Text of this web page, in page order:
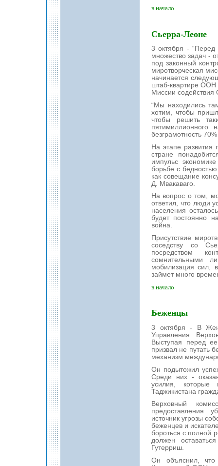
в начало
Сьерра-Леоне
3 октября - “Перед
множество задач -
под законный
миротворческая
начинается
штаб-квартире ООН
Миссии
“Мы находились
хотим, чтобы
чтобы решить
безграмотность
На этапе развития
стране
импульс
борьбе с
как совещание
Д. Мвакаваго.
На вопрос о том,
ответил, что люди
населения
будет постоянно
война.
Присутствие
соседству со
посредством
сомнительными
мобилизация сил,
займет много
в начало
Беженцы
3 октября - В
Управления
Выступая перед
призвал не путать
механизм
Он подытожил
Среди них -
усилия,
Таджикистана
Верховный
предоставления
источник угрозы
беженцев и
бороться с полной
должен
Гутерриш.
Он объяснил, что